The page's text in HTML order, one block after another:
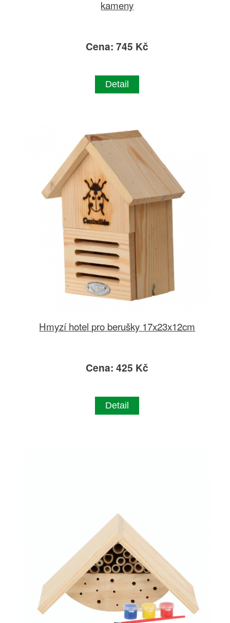
kameny
Cena: 745 Kč
Detail
Hmyzí hotel pro berušky 17x23x12cm
Cena: 425 Kč
Detail